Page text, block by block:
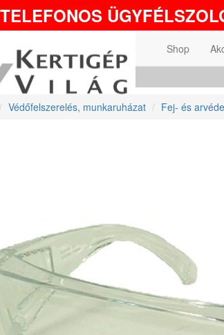
TELEFONOS
Shop
Védőfelszerelés, munkaruházat Fej- és